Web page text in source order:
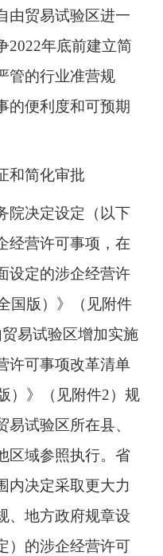
由贸易试验区进一
2022年底前建立简
管的行业准营规
的便利度和可预期
和简化审批
院决定设定（以下
经营许可事项，在
设定的涉企经营许
国版）》（见附件
易试验区增加实施
许可事项改革清单
）》（见附件2）规
试验区所在县、
区域参照执行。省
内决定采取更大力
、地方政府规章设
）的涉企经营许可